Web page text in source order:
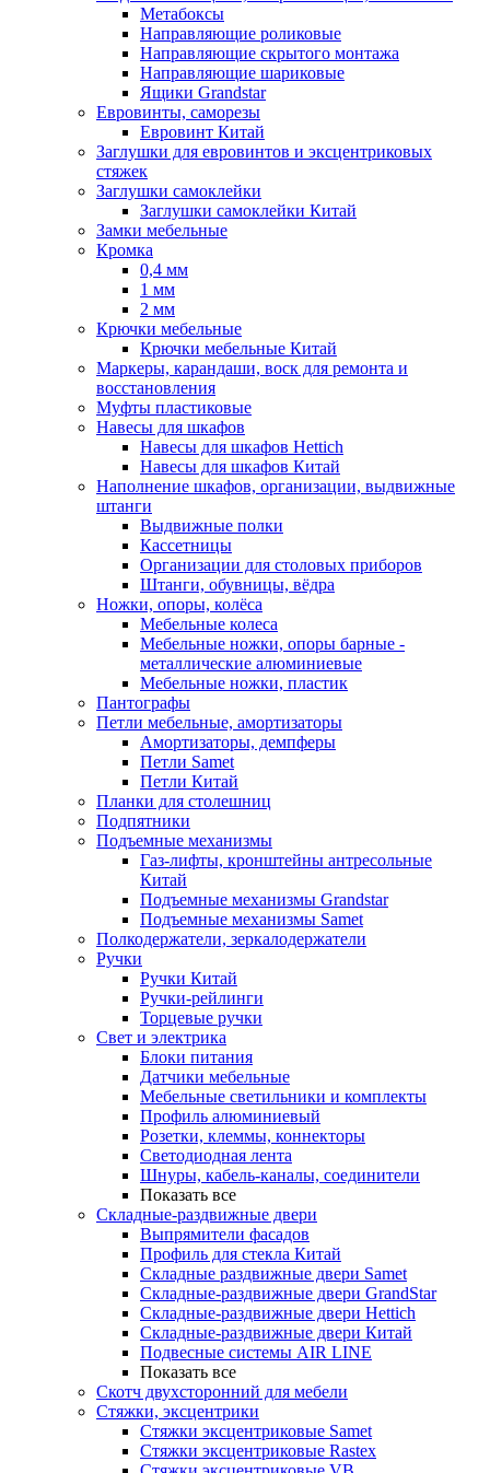
Метабоксы
Направляющие роликовые
Направляющие скрытого монтажа
Направляющие шариковые
Ящики Grandstar
Евровинты, саморезы
Евровинт Китай
Заглушки для евровинтов и эксцентриковых
стяжек
Заглушки самоклейки
Заглушки самоклейки Китай
Замки мебельные
Кромка
0,4 мм
1 мм
2 мм
Крючки мебельные
Крючки мебельные Китай
Маркеры, карандаши, воск для ремонта и
восстановления
Муфты пластиковые
Навесы для шкафов
Навесы для шкафов Hettich
Навесы для шкафов Китай
Наполнение шкафов, организации, выдвижные
штанги
Выдвижные полки
Кассетницы
Организации для столовых приборов
Штанги, обувницы, вёдра
Ножки, опоры, колёса
Мебельные колеса
Мебельные ножки, опоры барные -
металлические алюминиевые
Мебельные ножки, пластик
Пантографы
Петли мебельные, амортизаторы
Амортизаторы, демпферы
Петли Samet
Петли Китай
Планки для столешниц
Подпятники
Подъемные механизмы
Газ-лифты, кронштейны антресольные
Китай
Подъемные механизмы Grandstar
Подъемные механизмы Samet
Полкодержатели, зеркалодержатели
Ручки
Ручки Китай
Ручки-рейлинги
Торцевые ручки
Свет и электрика
Блоки питания
Датчики мебельные
Мебельные светильники и комплекты
Профиль алюминиевый
Розетки, клеммы, коннекторы
Светодиодная лента
Шнуры, кабель-каналы, соединители
Показать все
Складные-раздвижные двери
Выпрямители фасадов
Профиль для стекла Китай
Складные раздвижные двери Samet
Складные-раздвижные двери GrandStar
Складные-раздвижные двери Hettich
Складные-раздвижные двери Китай
Подвесные системы AIR LINE
Показать все
Скотч двухсторонний для мебели
Стяжки, эксцентрики
Cтяжки эксцентриковые Samet
Стяжки эксцентриковые Rastex